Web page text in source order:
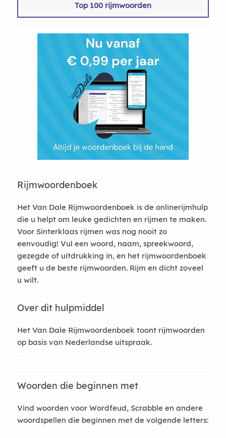
Top 100 rijmwoorden
Rijmwoordenboek
Het Van Dale Rijmwoordenboek is de onlinerijmhulp
die u helpt om leuke gedichten en rijmen te maken.
Voor Sinterklaas rijmen was nog nooit zo
eenvoudig! Vul een woord, naam, spreekwoord,
gezegde of uitdrukking in, en het rijmwoordenboek
geeft u de beste rijmwoorden. Rijm en dicht zoveel
u wilt.
Over dit hulpmiddel
Het Van Dale Rijmwoordenboek toont rijmwoorden
op basis van Nederlandse uitspraak.
Woorden die beginnen met
Vind woorden voor Wordfeud, Scrabble en andere
woordspellen die beginnen met de volgende letters: